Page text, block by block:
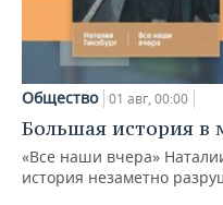
Общество 01 авг, 00:00
Большая история в
«Все наши вчера»
история незаметно